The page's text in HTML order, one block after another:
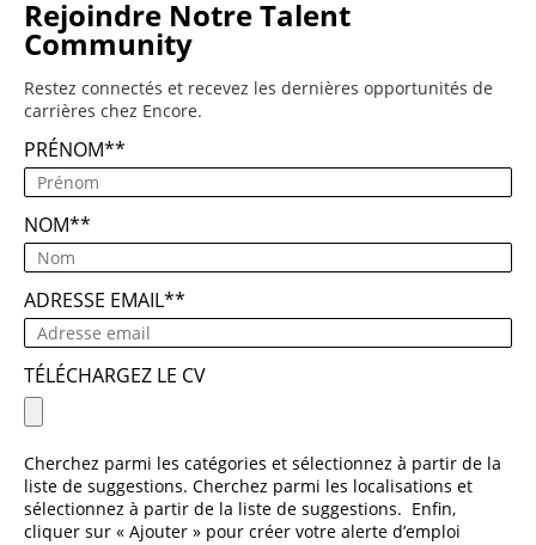
Rejoindre Notre Talent
Community
Restez connectés et recevez les dernières opportunités de
carrières chez Encore.
PRÉNOM*
NOM*
ADRESSE EMAIL*
TÉLÉCHARGEZ LE CV
Cherchez parmi les catégories et sélectionnez à partir de la
liste de suggestions. Cherchez parmi les localisations et
sélectionnez à partir de la liste de suggestions. Enfin,
cliquer sur « Ajouter » pour créer votre alerte d’emploi